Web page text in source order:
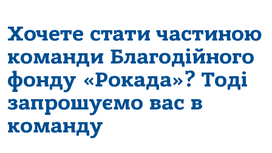
Хочете стати частиною
команди Благодійного
фонду «Рокада»? Тоді
запрошуємо вас в
команду